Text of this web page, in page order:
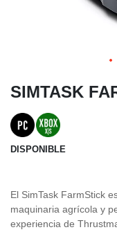
SIMTASK
DISPONIBLE
El SimTask FarmStick
maquinaria agrícola y
experiencia de